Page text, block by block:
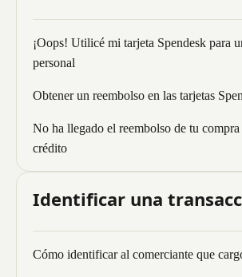
¡Oops! Utilicé mi tarjeta Spendesk para
personal
Obtener un reembolso en las tarjetas
No ha llegado el reembolso de tu
crédito
Identificar una
Cómo identificar al comerciante que